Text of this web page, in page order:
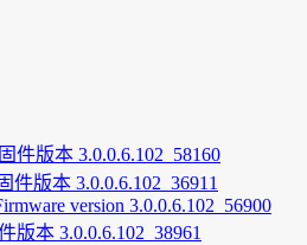
件版本 3.0.0.6.102_58160
件版本 3.0.0.6.102_36911
version 3.0.0.6.102_56900
版本 3.0.0.6.102_38961